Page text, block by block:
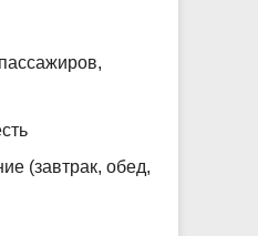
(завтрак, обед,